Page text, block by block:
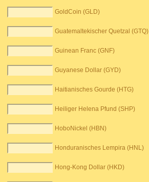
GoldCoin (GLD)
Guatemaltekischer Quetzal (GTQ)
Guinean Franc (GNF)
Guyanese Dollar (GYD)
Haitianisches Gourde (HTG)
Heiliger Helena Pfund (SHP)
HoboNickel (HBN)
Honduranisches Lempira (HNL)
Hong-Kong Dollar (HKD)